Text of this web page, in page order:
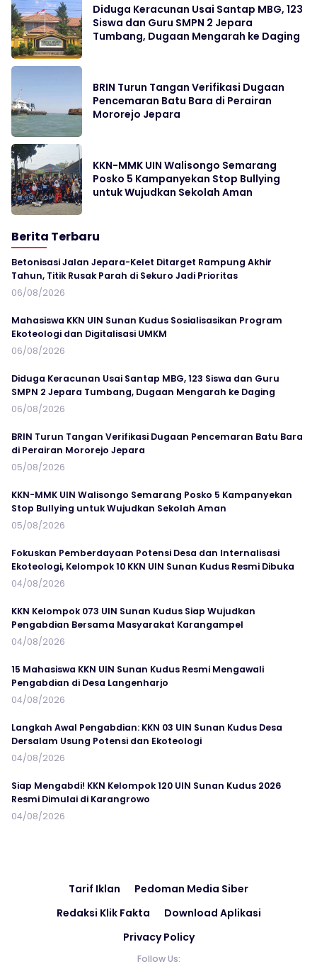
Diduga Keracunan Usai Santap MBG, 123
Siswa dan Guru SMPN 2 Jepara
Tumbang, Dugaan Mengarah ke Daging
BRIN Turun Tangan Verifikasi Dugaan
Pencemaran Batu Bara di Perairan
Mororejo Jepara
KKN-MMK UIN Walisongo Semarang
Posko 5 Kampanyekan Stop Bullying
untuk Wujudkan Sekolah Aman
Berita Terbaru
Betonisasi Jalan Jepara-Kelet Ditarget Rampung Akhir
Tahun, Titik Rusak Parah di Sekuro Jadi Prioritas
06/08/2026
Mahasiswa KKN UIN Sunan Kudus Sosialisasikan Program
Ekoteologi dan Digitalisasi UMKM
06/08/2026
Diduga Keracunan Usai Santap MBG, 123 Siswa dan Guru
SMPN 2 Jepara Tumbang, Dugaan Mengarah ke Daging
06/08/2026
BRIN Turun Tangan Verifikasi Dugaan Pencemaran Batu Bara
di Perairan Mororejo Jepara
05/08/2026
KKN-MMK UIN Walisongo Semarang Posko 5 Kampanyekan
Stop Bullying untuk Wujudkan Sekolah Aman
05/08/2026
Fokuskan Pemberdayaan Potensi Desa dan Internalisasi
Ekoteologi, Kelompok 10 KKN UIN Sunan Kudus Resmi Dibuka
04/08/2026
KKN Kelompok 073 UIN Sunan Kudus Siap Wujudkan
Pengabdian Bersama Masyarakat Karangampel
04/08/2026
15 Mahasiswa KKN UIN Sunan Kudus Resmi Mengawali
Pengabdian di Desa Langenharjo
04/08/2026
Langkah Awal Pengabdian: KKN 03 UIN Sunan Kudus Desa
Dersalam Usung Potensi dan Ekoteologi
04/08/2026
Siap Mengabdi! KKN Kelompok 120 UIN Sunan Kudus 2026
Resmi Dimulai di Karangrowo
04/08/2026
Tarif Iklan
Pedoman Media Siber
Redaksi Klik Fakta
Download Aplikasi
Privacy Policy
Follow Us: